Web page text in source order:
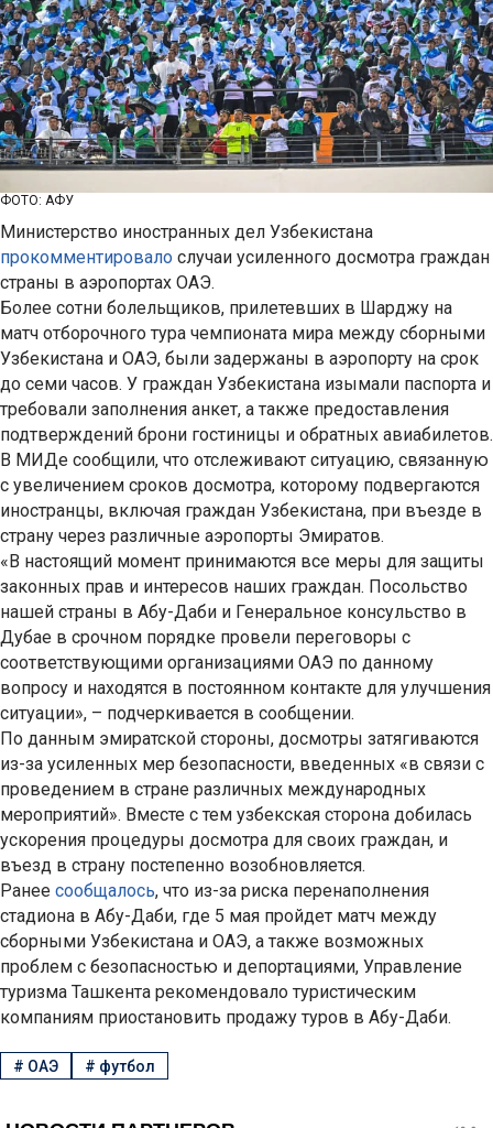
ФОТО: АФУ
Министерство иностранных дел Узбекистана
прокомментировало случаи усиленного досмотра граждан
страны в аэропортах ОАЭ.
Более сотни болельщиков, прилетевших в Шарджу на
матч отборочного тура чемпионата мира между сборными
Узбекистана и ОАЭ, были задержаны в аэропорту на срок
до семи часов. У граждан Узбекистана изымали паспорта и
требовали заполнения анкет, а также предоставления
подтверждений брони гостиницы и обратных авиабилетов.
В МИДе сообщили, что отслеживают ситуацию, связанную
с увеличением сроков досмотра, которому подвергаются
иностранцы, включая граждан Узбекистана, при въезде в
страну через различные аэропорты Эмиратов.
«В настоящий момент принимаются все меры для защиты
законных прав и интересов наших граждан. Посольство
нашей страны в Абу-Даби и Генеральное консульство в
Дубае в срочном порядке провели переговоры с
соответствующими организациями ОАЭ по данному
вопросу и находятся в постоянном контакте для улучшения
ситуации», – подчеркивается в сообщении.
По данным эмиратской стороны, досмотры затягиваются
из-за усиленных мер безопасности, введенных «в связи с
проведением в стране различных международных
мероприятий». Вместе с тем узбекская сторона добилась
ускорения процедуры досмотра для своих граждан, и
въезд в страну постепенно возобновляется.
Ранее сообщалось, что из-за риска перенаполнения
стадиона в Абу-Даби, где 5 мая пройдет матч между
сборными Узбекистана и ОАЭ, а также возможных
проблем с безопасностью и депортациями, Управление
туризма Ташкента рекомендовало туристическим
компаниям приостановить продажу туров в Абу-Даби.
# ОАЭ # футбол